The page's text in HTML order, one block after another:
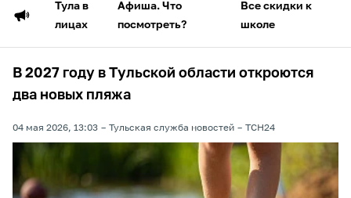
Тула в
лицах
Афиша. Что
посмотреть?
Все скидки к
школе
В 2027 году в Тульской области откроются
два новых пляжа
04 мая 2026, 13:03 Тульская служба новостей ТСН24